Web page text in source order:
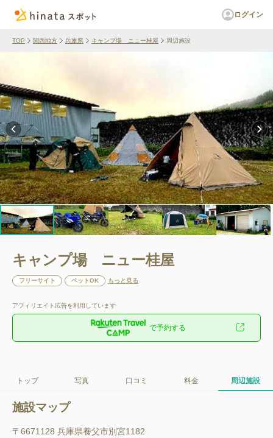
ログイン
TOP 関西地方 兵庫県 キャンプ場 ニュー桂屋 周辺施設
キャンプ場 ニュー桂屋
フリーサイト ペットOK もっと見る
アフィリエイト広告を利用しています
で予約する
トップ 写真 口コミ 料金 周辺施設
施設マップ
〒6671128 兵庫県養父市別宮1182